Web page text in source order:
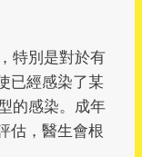
特別是對於有
已經感染了某
的感染。成年
估，醫生會根